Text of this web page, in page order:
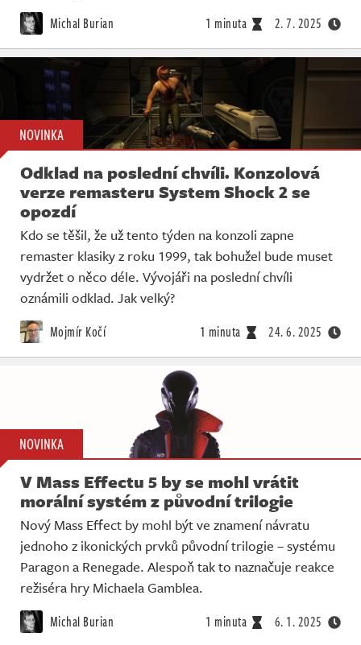
Michal Burian 1 minuta 2. 7. 2025
NOVINKA
Odklad na poslední chvíli. Konzolová
verze remasteru System Shock 2 se
opozdí
Kdo se těšil, že už tento týden na konzoli zapne
remaster klasiky z roku 1999, tak bohužel bude muset
vydržet o něco déle. Vývojáři na poslední chvíli
oznámili odklad. Jak velký?
Mojmír Kočí 1 minuta 24. 6. 2025
NOVINKA
V Mass Effectu 5 by se mohl vrátit
morální systém z původní trilogie
Nový Mass Effect by mohl být ve znamení návratu
jednoho z ikonických prvků původní trilogie – systému
Paragon a Renegade. Alespoň tak to naznačuje reakce
režiséra hry Michaela Gamblea.
Michal Burian 1 minuta 6. 1. 2025